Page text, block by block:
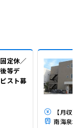
定休／
等デ
スト募
【月収
南海泉